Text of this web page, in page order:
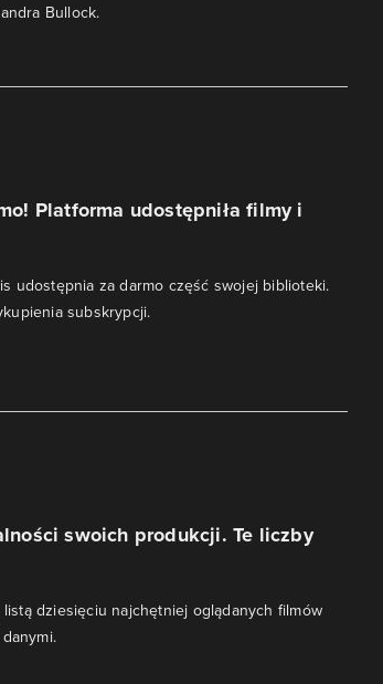
Bullock.
Platforma udostępniła filmy i
udostępnia za darmo część swojej biblioteki.
subskrypcji.
swoich produkcji. Te liczby
dziesięciu najchętniej oglądanych filmów